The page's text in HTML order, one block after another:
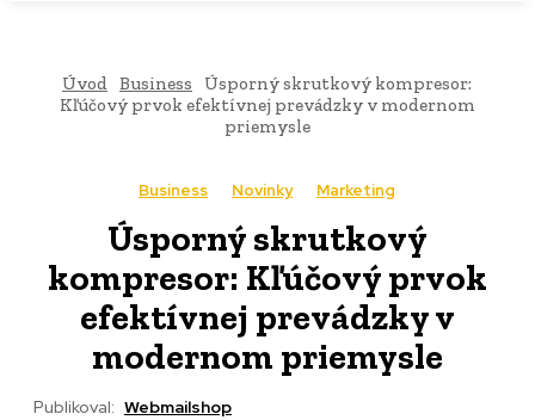
Úvod Business
Úsporný skrutkový kompresor:
Kľúčový prvok efektívnej prevádzky v modernom
priemysle
Business Novinky Marketing
Úsporný skrutkový
kompresor: Kľúčový prvok
efektívnej prevádzky v
modernom priemysle
Publikoval: Webmailshop